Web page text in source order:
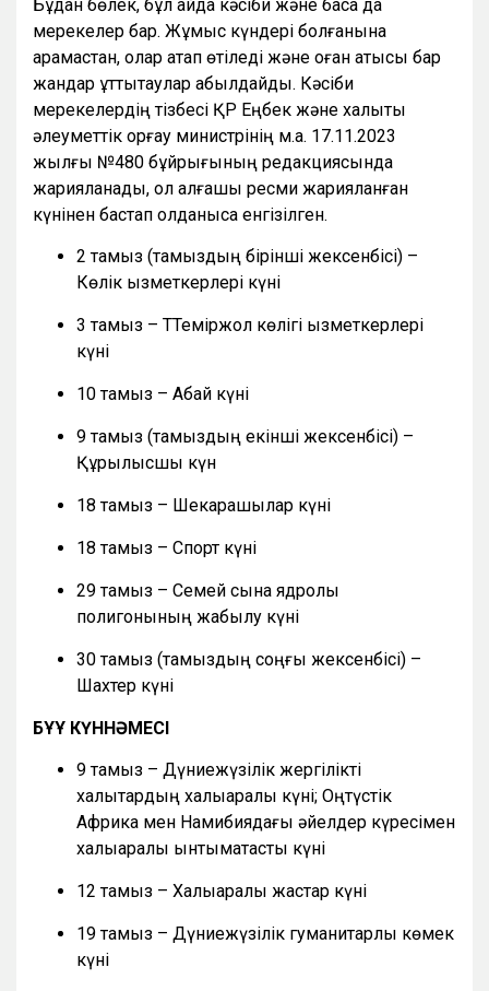
Бұдан бөлек, бұл айда кәсіби және басқа да
мерекелер бар. Жұмыс күндері болғанына
қарамастан, олар атап өтіледі және оған қатысы бар
жандар құттықтаулар қабылдайды. Кәсіби
мерекелердің тізбесі ҚР Еңбек және халықты
әлеуметтік қорғау министрінің м.а. 17.11.2023
жылғы №480 бұйрығының редакциясында
жарияланады, ол алғашқы ресми жарияланған
күнінен бастап қолданысқа енгізілген.
2 тамыз (тамыздың бірінші жексенбісі) –
Көлік қызметкерлері күні
3 тамыз – ТТеміржол көлігі қызметкерлері
күні
10 тамыз – Абай күні
9 тамыз (тамыздың екінші жексенбісі) –
Құрылысшы күн
18 тамыз – Шекарашылар күні
18 тамыз – Спорт күні
29 тамыз – Семей сынақ ядролық
полигонының жабылу күні
30 тамыз (тамыздың соңғы жексенбісі) –
Шахтер күні
БҰҰ КҮННӘМЕСІ
9 тамыз – Дүниежүзілік жергілікті
халықтардың халықаралық күні; Оңтүстік
Африка мен Намибиядағы әйелдер күресімен
халықаралық ынтымақтастық күні
12 тамыз – Халықаралық жастар күні
19 тамыз – Дүниежүзілік гуманитарлық көмек
күні